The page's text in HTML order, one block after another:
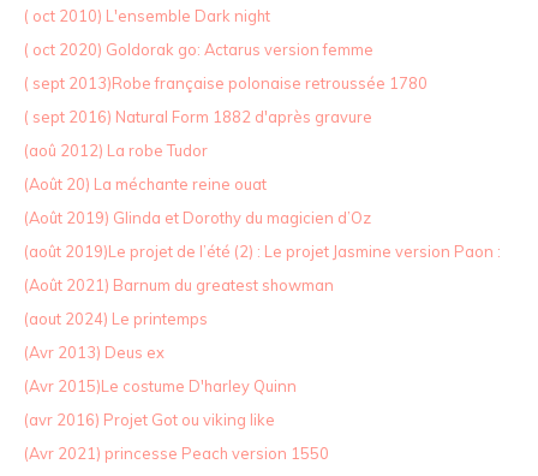
( oct 2010) L'ensemble Dark night
( oct 2020) Goldorak go: Actarus version femme
( sept 2013)Robe française polonaise retroussée 1780
( sept 2016) Natural Form 1882 d'après gravure
(aoû 2012) La robe Tudor
(Août 20) La méchante reine ouat
(Août 2019) Glinda et Dorothy du magicien d’Oz
(août 2019)Le projet de l’été (2) : Le projet Jasmine version Paon :
(Août 2021) Barnum du greatest showman
(aout 2024) Le printemps
(Avr 2013) Deus ex
(Avr 2015)Le costume D'harley Quinn
(avr 2016) Projet Got ou viking like
(Avr 2021) princesse Peach version 1550